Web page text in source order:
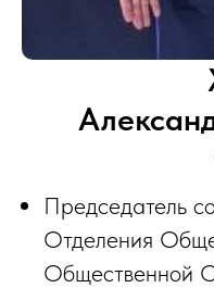
Председатель
Отделения
Общественной